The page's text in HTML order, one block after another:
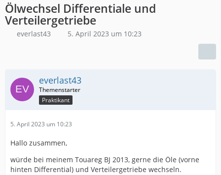
Ölwechsel Differentiale und
Verteilergetriebe
everlast43 5. April 2023 um 10:23
everlast43
Praktikant
5. April 2023 um 10:23
Hallo zusammen,
würde bei meinem Touareg BJ 2013, gerne die Öle (vorne
hinten Differential) und Verteilergetriebe wechseln.